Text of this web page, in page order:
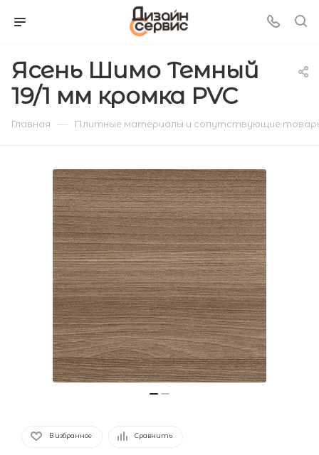
Ясень Шимо Темный
19/1 мм кромка PVC
Главная — Плитные материалы и сопутствующие
В избранное Сравнить